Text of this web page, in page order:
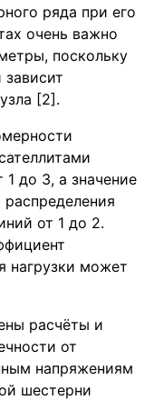
ряда при его
очень важно
поскольку
зависит
[2].
до 3, а значение
от 1 до 2.
нагрузки может
расчёты и
от
напряжениям
шестерни